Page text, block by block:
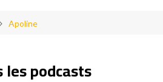
Apoline
les podcasts